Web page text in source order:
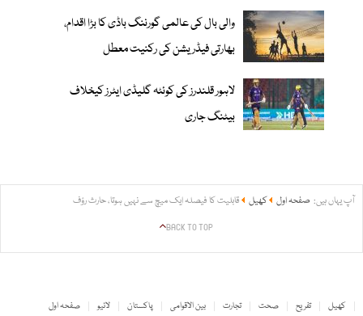
والی بال کی عالمی گورننگ باڈی کا بڑا اقدام،
بھارتی فیڈریشن کی رکنیت معطل
لاہور قلندرز کی کوئٹہ گلیڈی ایٹرز کیخلاف
بیٹنگ جاری
آپ یہاں ہیں: صفحہ اول کھیل قابلیت کا فیصلہ ایک میچ سے نہیں ہوتا، حارث رؤف
BACK TO TOP
صفحہ اول لائیو پاکستان بین الاقوامی تجارت صحت تفریح کھیل